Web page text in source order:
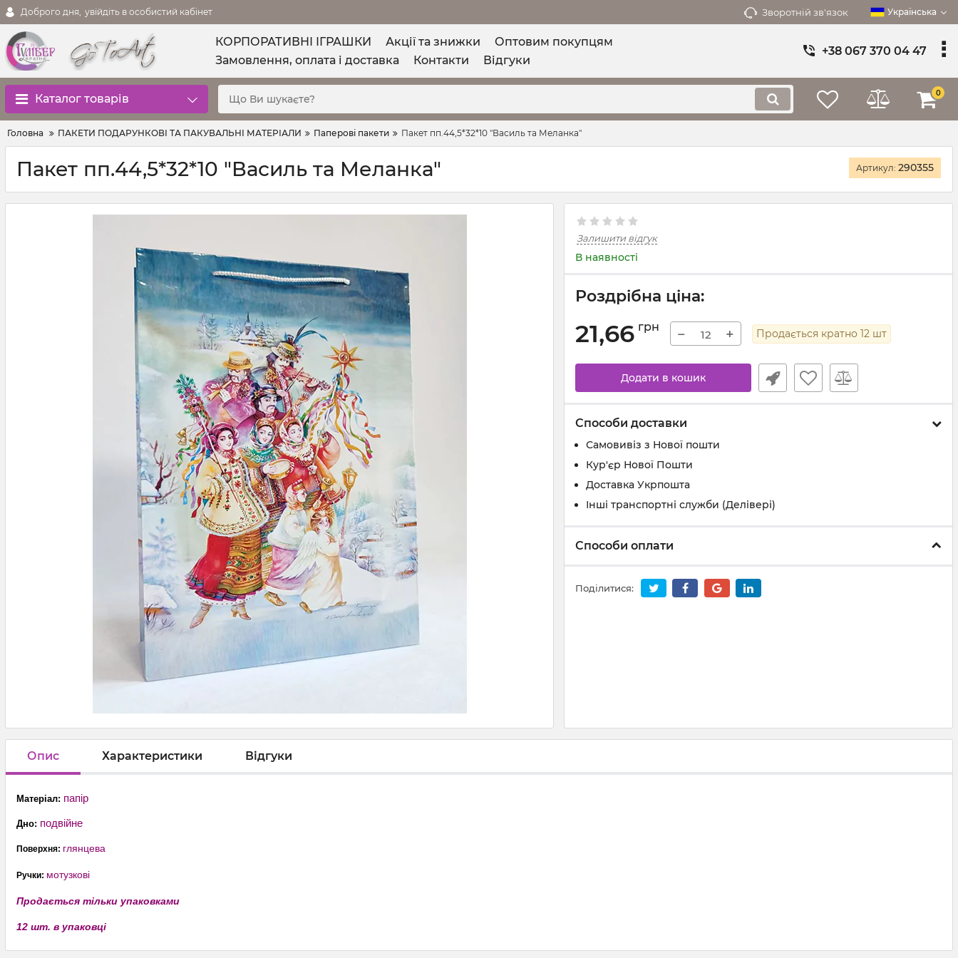
Доброго дня, увійдіть в особистий кабінет Зворотній зв'язок Українська
КОРПОРАТИВНІ ІГРАШКИ Акції та знижки
Оптовим покупцям
Замовлення, оплата і доставка
Контакти Відгуки
+38 067 370 04 47
Каталог товарів 0
Головна ПАКЕТИ ПОДАРУНКОВІ ТА ПАКУВАЛЬНІ МАТЕРІАЛИ Паперові пакети Пакет пп.44,5*32*10 "Василь та Меланка"
Пакет пп.44,5*32*10 "Василь та Меланка" Артикул: 290355
Залишити відгук
В наявності
Роздрібна ціна:
21,66 грн − + Продається кратно 12 шт
Додати в кошик
Способи доставки
Самовивіз з Нової пошти
Кур'єр Нової Пошти
Доставка Укрпошта
Інші транспортні служби (Делівері)
Способи оплати
Поділитися:
Опис Характеристики Відгуки
Матеріал: папір
Дно: подвійне
Поверхня: глянцева
Ручки: мотузкові
Продається тільки упаковками
12 шт. в упаковці